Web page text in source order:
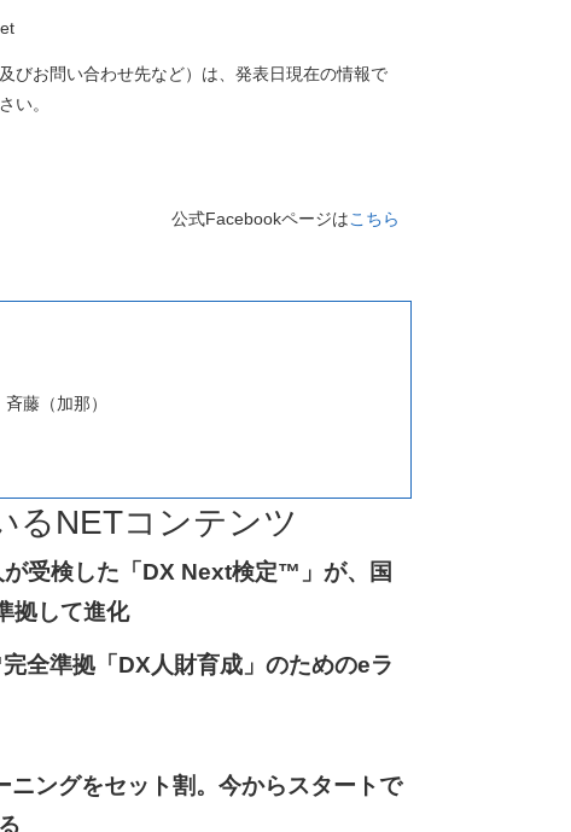
びお問い合わせ先など）は、発表日現在の情報で
い。
公式Facebookページはこちら
藤（加那）
るNETコンテンツ
が受検した「DX Next検定™」が、国
拠して進化
全準拠「DX人財育成」のためのeラ
ニングをセット割。今からスタートで